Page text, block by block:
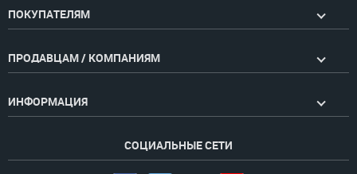
ПОКУПАТЕЛЯМ
ПРОДАВЦАМ / КОМПАНИЯМ
ИНФОРМАЦИЯ
СОЦИАЛЬНЫЕ СЕТИ